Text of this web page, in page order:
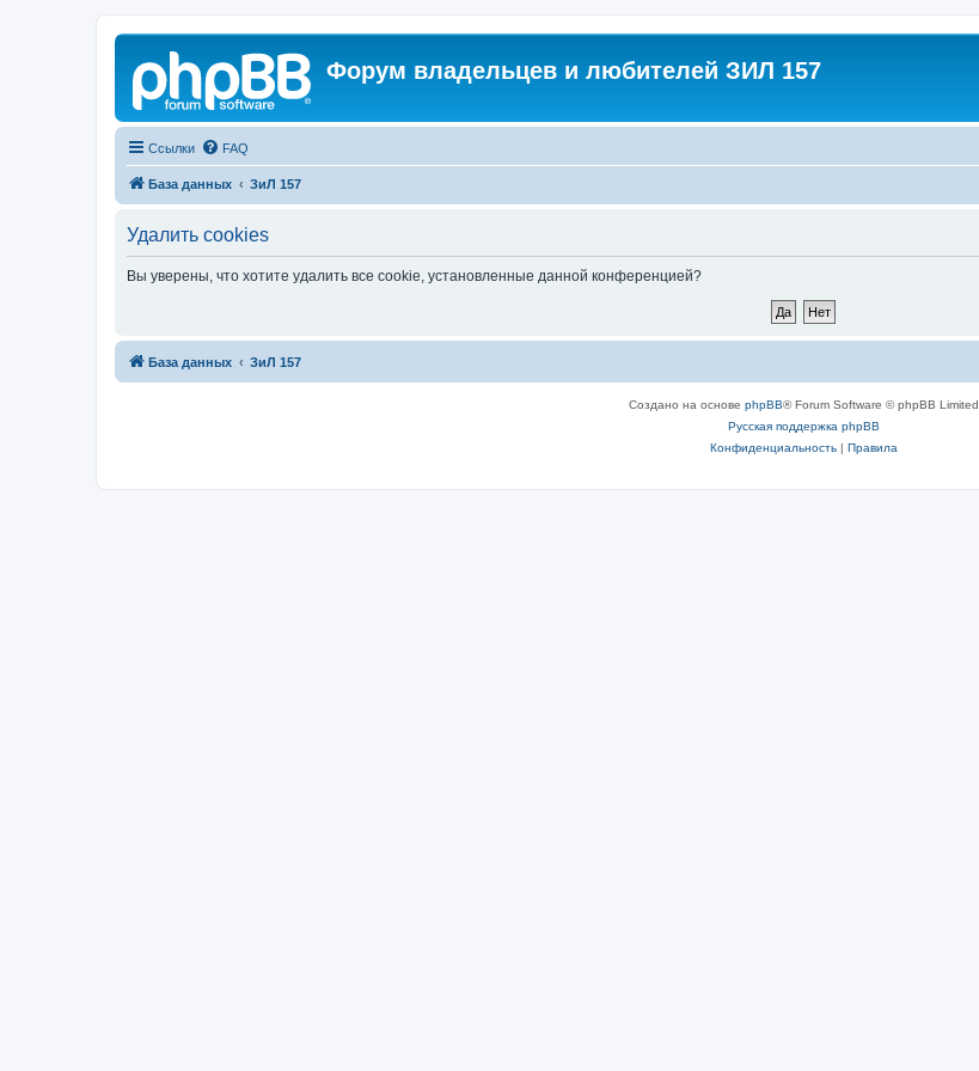
Форум владельцев и любителей ЗИЛ 157
Ссылки FAQ
База данных ЗиЛ 157
Удалить cookies
Вы уверены, что хотите удалить все cookie, установленные данной конференцией?
База данных ЗиЛ 157
Создано на основе phpBB® Forum Software © phpBB Limited
Русская поддержка phpBB
Конфиденциальность| Правила